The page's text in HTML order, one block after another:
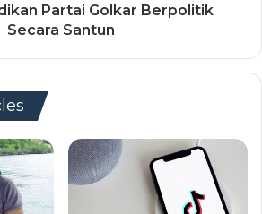
Partai Golkar Berpolitik
Secara Santun